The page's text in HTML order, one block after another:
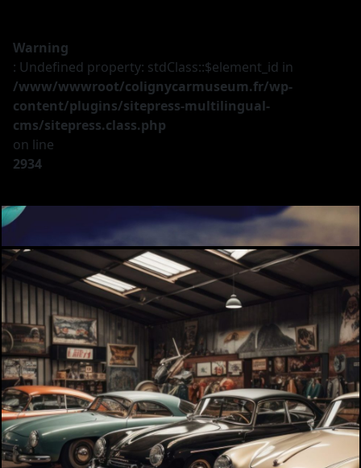
Warning
: Undefined property: stdClass::$element_id in
/www/wwwroot/colignycarmuseum.fr/wp-
content/plugins/sitepress-multilingual-
cms/sitepress.class.php
on line
2934
Le musée
Les véhicules
A vendre
Investir
Nos services
Privatisation
A propos
Partenaires
Infos pratiques
Contact
Billetterie